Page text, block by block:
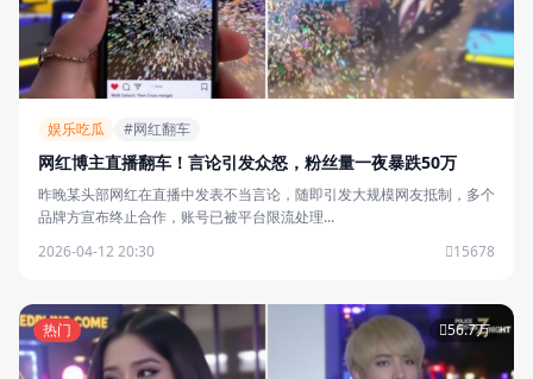
娱乐吃瓜 #网红翻车
网红博主直播翻车！言论引发众怒，粉丝量一夜暴跌50万
昨晚某头部网红在直播中发表不当言论，随即引发大规模网友抵制，多个
品牌方宣布终止合作，账号已被平台限流处理...
2026-04-12 20:30
15678
热门 56.7万